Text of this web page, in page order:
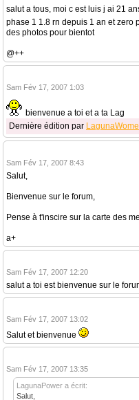
salut a tous, moi c est luis j ai 21
phase 1 1.8 rn depuis 1 an et zero
des photos pour bientot
@++
Sam Fév 17, 2007 1:03
bienvenue a toi et a ta Lag
Dernière édition par
Sam Fév 17, 2007 8:43
Salut,
Bienvenue sur le forum,
Pense à t'inscire sur la carte des
a+
Sam Fév 17, 2007 12:20
salut a toi est bienvenue sur le
Sam Fév 17, 2007 13:02
Salut et bienvenue
Sam Fév 17, 2007 13:35
LagunaPower a écrit:
Salut,